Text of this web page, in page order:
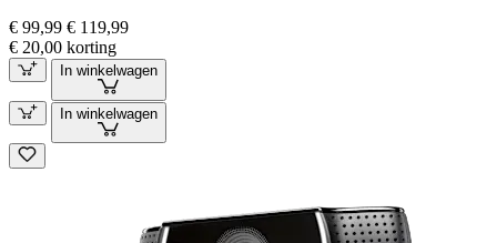
€ 99,99 € 119,99
€ 20,00 korting
In winkelwagen
In winkelwagen